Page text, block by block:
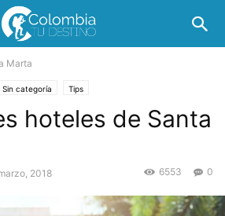
Marta
Sin categoría Tips
hoteles de Santa
2018 0
6553